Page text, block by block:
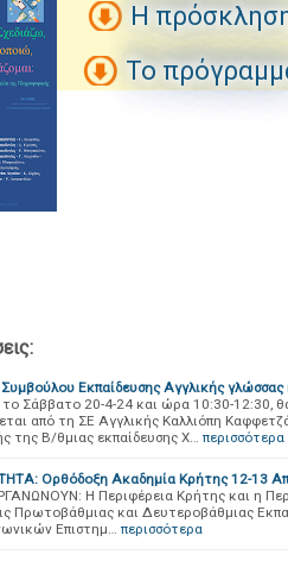
H
Το
Εκπαίδευσης Αγγλικής
Σάββατο 20-4-24 και ώρα 10:30-12:30,
από τη ΣΕ Αγγλικής Καλλιόπη
της Β/θμιας εκπαίδευσης Χ… περισσότερα
Ορθόδοξη Ακαδημία Κρήτης 12-13
Η Περιφέρεια Κρήτης και η
Πρωτοβάθμιας και Δευτεροβάθμιας
Επιστημ… περισσότερα